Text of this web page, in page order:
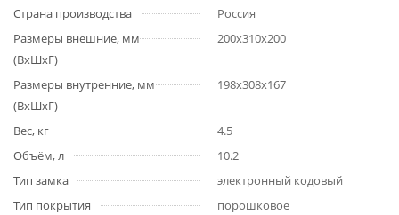
Страна производства
Россия
Размеры внешние, мм
(ВхШхГ)
200x310x200
Размеры внутренние, мм
(ВхШхГ)
198x308x167
Вес, кг
4.5
Объём, л
10.2
Тип замка
электронный кодовый
Тип покрытия
порошковое